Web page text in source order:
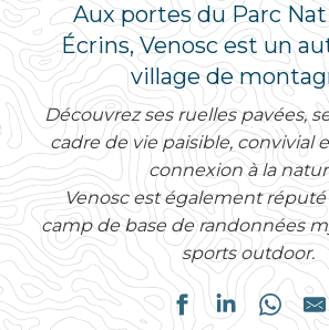
Aux portes du Parc
Écrins, Venosc est un
village de
Découvrez ses ruelles pavées,
cadre de vie paisible, convivial
connexion à la
Venosc est également
camp de base de randonnées
sports outdoor.